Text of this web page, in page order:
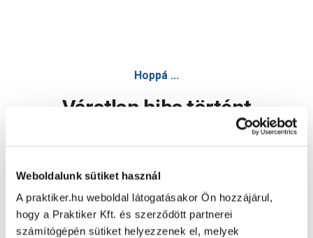
Weboldalunk sütiket használ
A praktiker.hu weboldal látogatásakor Ön hozzájárul,
hogy a Praktiker Kft. és szerződött partnerei
számítógépén sütiket helyezzenek el, melyek
Hoppá ...
Váratlan hiba történt
Oldal újratöltése